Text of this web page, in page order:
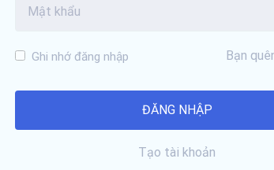
Ghi nhớ đăng nhập Bạn
Tạo tài khoản